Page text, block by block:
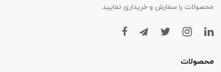
محصولات را سفارش و خریداری نمایید.
محصولات